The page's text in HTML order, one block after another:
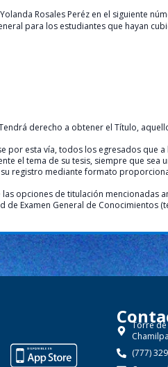
Rosales Peréz en el siguiente
para los estudiantes que hayan
Tendrá derecho a obtener el Título,
esta vía, todos los egresados que
el tema de su tesis, siempre que
registro mediante formato
opciones de titulación
Examen General de Conocimientos
Torre de
(777)